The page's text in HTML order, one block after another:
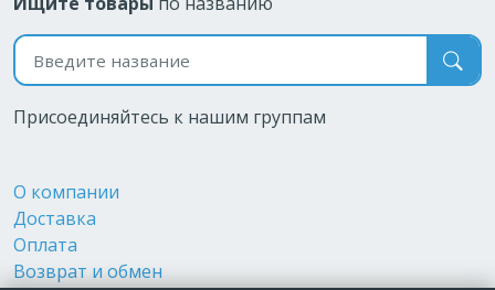
Поиск по названию
Присоединяйтесь к нашим группам
О компании
Доставка
Оплата
Возврат и обмен